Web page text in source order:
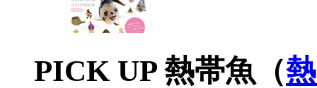
PICK UP 熱帯魚（